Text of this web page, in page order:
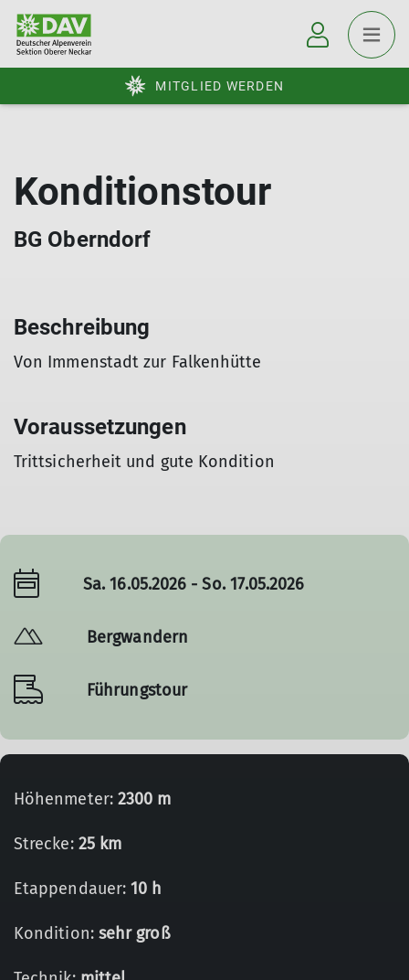
MITGLIED WERDEN
Konditionstour
BG Oberndorf
Beschreibung
Von Immenstadt zur Falkenhütte
Voraussetzungen
Trittsicherheit und gute Kondition
Sa. 16.05.2026 - So. 17.05.2026
Bergwandern
Führungstour
Höhenmeter: 2300 m
Strecke: 25 km
Etappendauer:10 h
Kondition: sehr groß